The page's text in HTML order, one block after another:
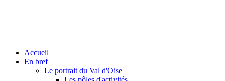
Accueil
En bref
Le portrait du Val d'Oise